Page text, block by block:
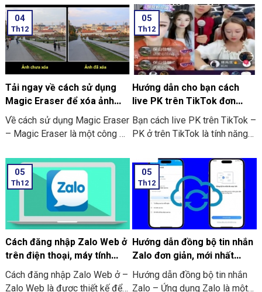
không chứa mìn. Nếu là bạn
mở phải ô chứa mìn thì bạn sẽ
là người thua cuộc. Ở dưới đây
là hướng dẫn chi tiết về cách
chơi trò chơi này:
đơn giản, tiện lợi hơn. Nó giúp
bạn không những dễ dàng thao
tác và chỉnh sửa. Mà còn thiết
kế các hình ảnh tại bất cứ đâu.
Bạn có thể tham khảo cách sử
dụng Canva ở trên điện thoại
ngay dưới đây.
04
Th12
Tải ngay về cách sử dụng
Magic Eraser để xóa ảnh
trên điện thoại
Về cách sử dụng Magic Eraser
– Magic Eraser là một công cụ
Google Photos. Với chức năng
này được hoạt động tương tự
như Content-Aware của ứng
dụng Photoshop. Bạn có thể
dùng nó để loại bỏ những chi
tiết bạn không mong muốn
trên bất kỳ bức ảnh nào cùng
với sự hỗ trợ của AI. Cùng với
thao tác cực kỳ giản đơn đó là
tô chọn vùng cần xóa. Và thêm
05
Th12
Hướng dẫn cho bạn cách
live PK trên TikTok đơn
giản, hiệu quả
Bạn cách live PK trên TikTok –
PK ở trên TikTok là tính năng
livestream đối đầu nhau xem
ai được nhiều lượt like hơn và
quà tặng nhiều nhất từ người
xem trực tiếp. Theo đó là cả 2
sẽ cùng đặt ra 1 yêu cầu mà
người thua sẽ phải chịu theo
người thắng (thông thường là
các thử thách có tính vui nhộn).
05
Th12
Cách đăng nhập Zalo Web ở
trên điện thoại, máy tính
không cần tải về
Cách đăng nhập Zalo Web ở –
Zalo Web là được thiết kế để
05
Th12
Hướng dẫn đồng bộ tin nhắn
Zalo đơn giản, mới nhất
2024
Hướng dẫn đồng bộ tin nhắn
Zalo – Ứng dụng Zalo là một